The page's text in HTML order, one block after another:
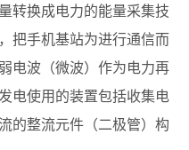
转换成电力的能量采集技
把手机基站为进行通信而
电波（微波）作为电力再
电使用的装置包括收集电
的整流元件（二极管）构